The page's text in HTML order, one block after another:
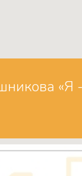
«Я